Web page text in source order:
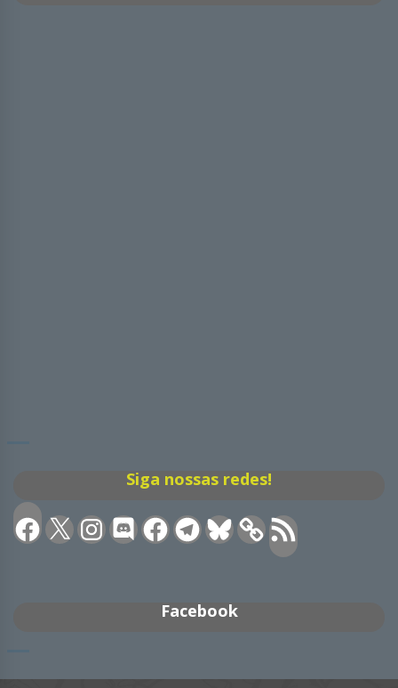
Siga nossas redes!
Facebook
X Instagram
DiscordFacebookTelegramBluesky Feed
RSS
Facebook